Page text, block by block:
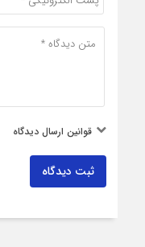
قوانین ارسال دیدگاه
ثبت دیدگاه